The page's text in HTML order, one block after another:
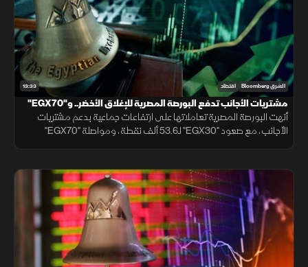
13:33 الشرق Bloomberg اقتصاد
مشتريات الأجانب تدفع البورصة المصرية للإغلاق الأخضر.. و"EGX70"
يتألق
أنهت البورصة المصرية تعاملاتها على ارتفاعات جماعية بدعم مشتريات
الأجانب، مع صعود "EGX30" لـ53.6 ألف نقطة، ومواصلة "EGX70"